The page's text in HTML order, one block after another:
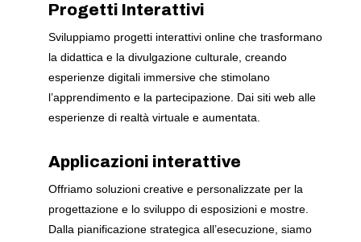
Progetti Interattivi
Sviluppiamo progetti interattivi online che trasformano
la didattica e la divulgazione culturale, creando
esperienze digitali immersive che stimolano
l’apprendimento e la partecipazione. Dai siti web alle
esperienze di realtà virtuale e aumentata.
Applicazioni interattive
Offriamo soluzioni creative e personalizzate per la
progettazione e lo sviluppo di esposizioni e mostre.
Dalla pianificazione strategica all’esecuzione, siamo